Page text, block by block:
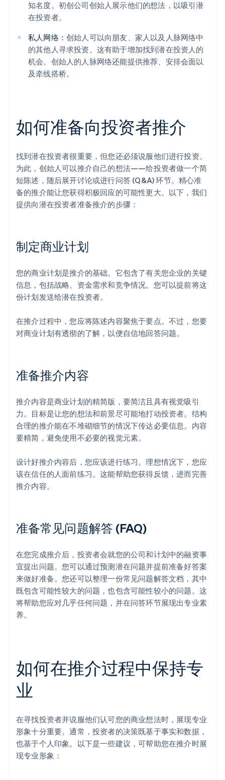
知名度。初创公司创始人展示他们的想法，以吸引潜
在投资者。
私人网络： 创始人可以向朋友、家人以及人脉网络中
的其他人寻求投资。这有助于增加找到潜在投资人的
机会。创始人的人脉网络还能提供推荐、安排会面以
及牵线搭桥。
如何准备向投资者推介
找到潜在投资者很重要，但您还必须说服他们进行投资。
为此，创始人可以推介自己的想法——给投资者做一个简
短陈述，随后展开讨论或进行问答 (Q&A) 环节。精心准
备的推介能让您获得积极回应的可能性更大。以下，我们
提供向潜在投资者准备推介的步骤：
制定商业计划
您的商业计划是推介的基础。它包含了有关您企业的关键
信息，包括战略、资金需求和竞争情况。您可以提前将这
份计划发送给潜在投资者。
在推介过程中，您应将陈述内容聚焦于要点。不过，您要
对商业计划有透彻的了解，以便自信地回答问题。
准备推介内容
推介内容是商业计划的精简版，要简洁且具有视觉吸引
力。目标是让您的想法和前景尽可能地打动投资者。结构
合理的推介能在不堆砌细节的情况下传达必要信息。内容
要精简，避免使用不必要的视觉元素。
设计好推介内容后，您应该进行练习。理想情况下，您应
该在信任的人面前练习。这能帮助您获得反馈，进而完善
推介内容。
准备常见问题解答 (FAQ)
在您完成推介后，投资者会就您的公司和计划中的融资事
宜提出问题。您可以通过预测潜在问题并提前准备好答案
来做好准备。您还可以整理一份常见问题解答文档，其中
既包含可能性较大的问题，也包含可能性较小的问题。这
将帮助您应对几乎任何问题，并在问答环节展现出专业素
养。
如何在推介过程中保持专
业
在寻找投资者并说服他们认可您的商业想法时，展现专业
形象十分重要。通常，投资者的决策既基于事实和数据，
也基于个人印象。以下是一些建议，可帮助您在推介时展
现专业形象：